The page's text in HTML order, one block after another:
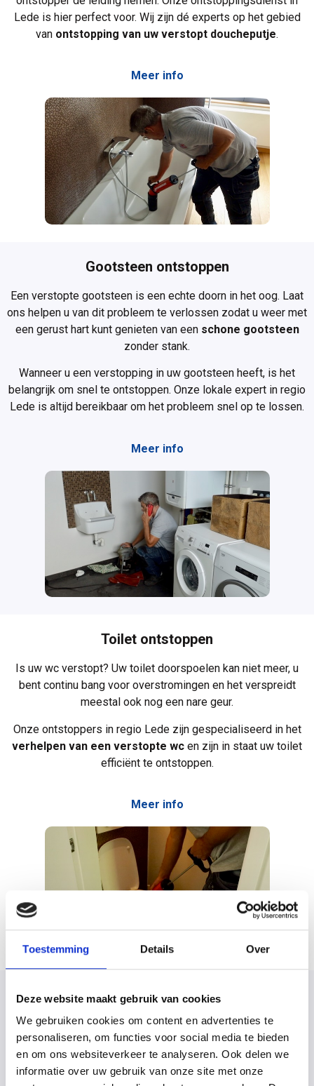
Toestemming Details Over
Deze website maakt gebruik van cookies
We gebruiken cookies om content en advertenties te
personaliseren, om functies voor social media te bieden
en om ons websiteverkeer te analyseren. Ook delen we
informatie over uw gebruik van onze site met onze
Lede is hier perfect voor. Wij zijn dé experts op het gebied
van ontstopping van uw verstopt doucheputje.
Meer info
Gootsteen ontstoppen
Een verstopte gootsteen is een echte doorn in het oog. Laat
ons helpen u van dit probleem te verlossen zodat u weer met
een gerust hart kunt genieten van een schone gootsteen
zonder stank.
Wanneer u een verstopping in uw gootsteen heeft, is het
belangrijk om snel te ontstoppen. Onze lokale expert in regio
Lede is altijd bereikbaar om het probleem snel op te lossen.
Meer info
Toilet ontstoppen
Is uw wc verstopt? Uw toilet doorspoelen kan niet meer, u
bent continu bang voor overstromingen en het verspreidt
meestal ook nog een nare geur.
Onze ontstoppers in regio Lede zijn gespecialiseerd in het
verhelpen van een verstopte wc en zijn in staat uw toilet
efficiënt te ontstoppen.
Meer info
Riool ontstoppen
Het riool is de afvoer van uw huis waar al het afvalwater
naartoe loopt. Zorg ervoor dat dit water weg kan lopen door
regelmatig uwriolering te laten schoonmaken.